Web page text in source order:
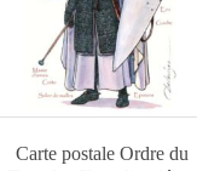
Carte postale Ordre du